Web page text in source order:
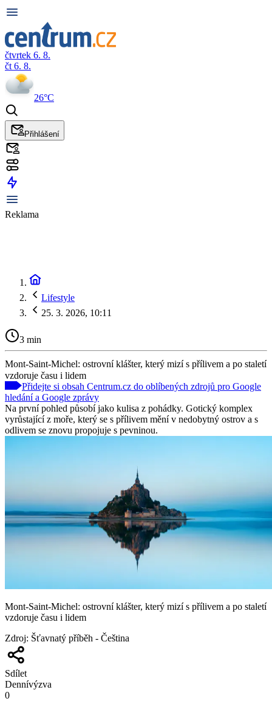
čtvrtek 6. 8.
čt 6. 8.
26°C
Přihlášení
Reklama
Lifestyle
25. 3. 2026, 10:11
3 min
Mont-Saint-Michel: ostrovní klášter, který mizí s přílivem a po staletí
vzdoruje času i lidem
Přidejte si obsah Centrum.cz do oblíbených zdrojů pro Google
hledání a Google zprávy
Na první pohled působí jako kulisa z pohádky. Gotický komplex
vyrůstající z moře, který se s přílivem mění v nedobytný ostrov a s
odlivem se znovu propojuje s pevninou.
Mont-Saint-Michel: ostrovní klášter, který mizí s přílivem a po staletí
vzdoruje času i lidem
Zdroj: Šťavnatý příběh - Čeština
Sdílet
Dennívýzva
0